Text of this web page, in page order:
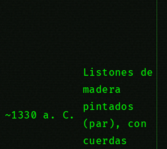
~1330 a. C.
Listones de
madera
pintados
(par), con
cuerdas